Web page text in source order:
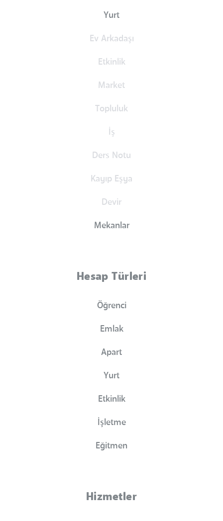
Yurt
Ev Arkadaşı
Etkinlik
Market
Topluluk
İş
Ders Notu
Kayıp Eşya
Devir
Mekanlar
Hesap Türleri
Öğrenci
Emlak
Apart
Yurt
Etkinlik
İşletme
Eğitmen
Hizmetler